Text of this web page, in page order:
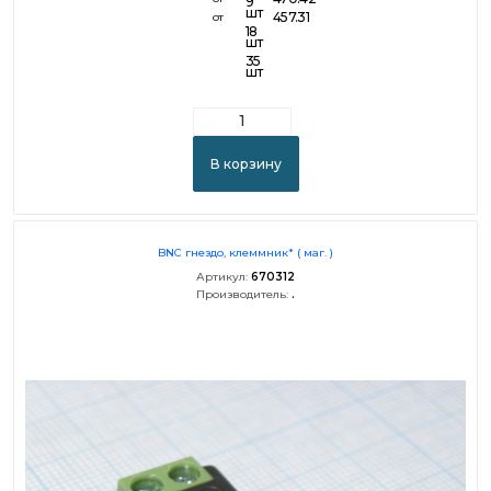
от
шт
18
шт
35
шт
457.31
В корзину
BNC гнездо, клеммник* ( маг. )
Артикул: 670312
Производитель: .